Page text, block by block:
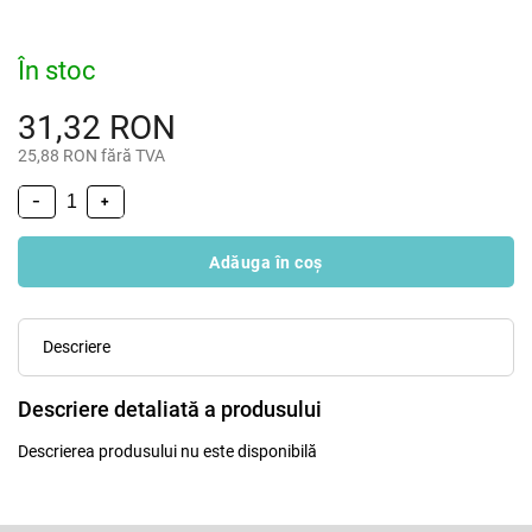
31,32 RON
25,88 RON fără TVA
În stoc
+
−
Adăuga în coş
Descriere
Descriere detaliată a produsului
Descrierea produsului nu este disponibilă